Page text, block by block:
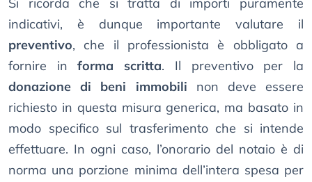
Si ricorda che si tratta di importi puramente
indicativi, è dunque importante valutare il
preventivo, che il professionista è obbligato a
fornire informa scritta. Il preventivo per la
donazione di beni immobili non deve essere
richiesto in questa misura generica, ma basato in
modo specifico sul trasferimento che si intende
effettuare. In ogni caso, l’onorario del notaio è di
norma una porzione minima dell’intera spesa per